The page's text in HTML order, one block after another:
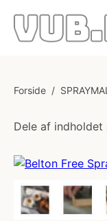
Forside /
Dele af